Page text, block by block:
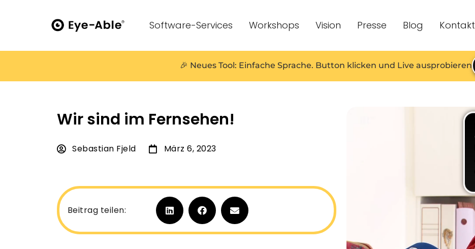
Software-Services Workshops Vision Presse Blog Kontakt
🎉 Neues Tool: Einfache Sprache. Button klicken und Live ausprobieren
Wir sind im Fernsehen!
Sebastian Fjeld März 6, 2023
Beitrag teilen: